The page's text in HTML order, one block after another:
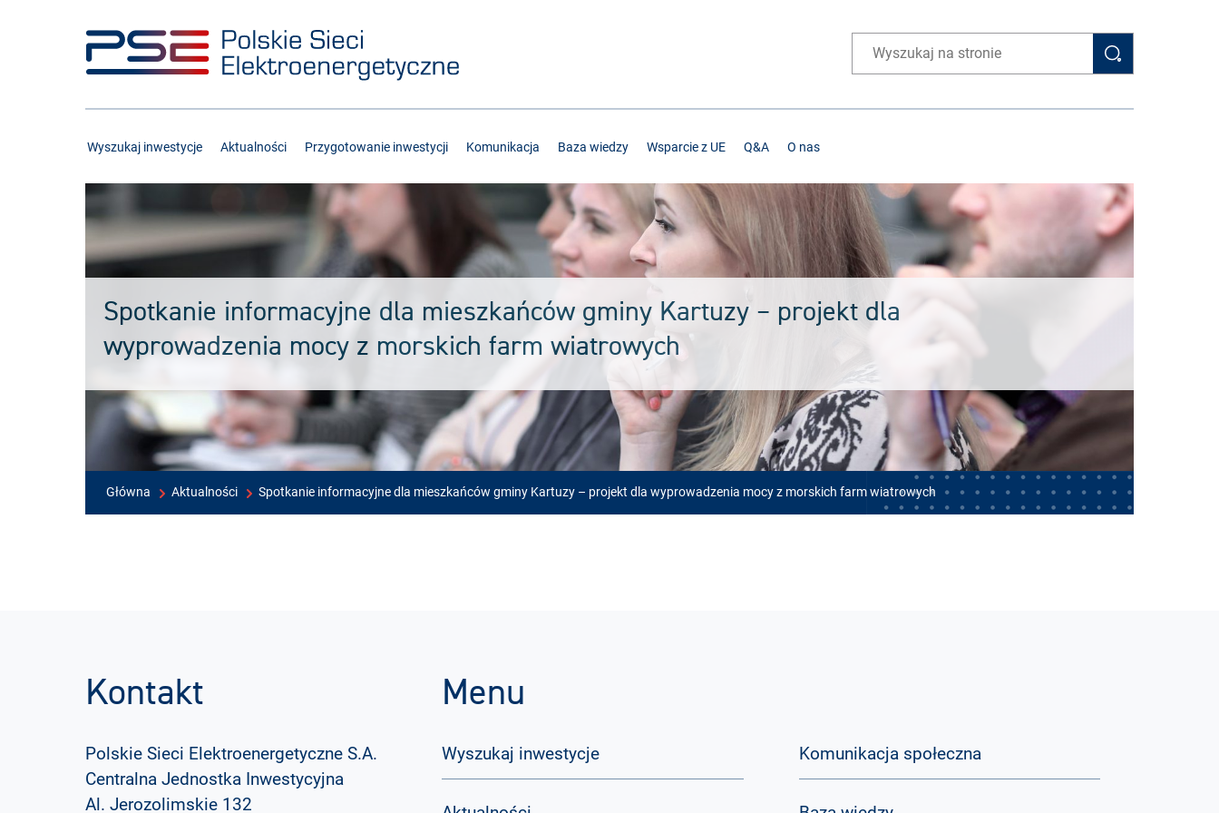
Wpisz wyszukiwaną frazę
Wyszukaj inwestycje Aktualności Przygotowanie inwestycji Komunikacja Baza wiedzy Wsparcie z UE Q&A O nas
Spotkanie informacyjne dla mieszkańców gminy Kartuzy – projekt dla
wyprowadzenia mocy z morskich farm wiatrowych
Główna Aktualności Spotkanie informacyjne dla mieszkańców gminy Kartuzy – projekt dla wyprowadzenia mocy z morskich farm wiatrowych
Kontakt
Polskie Sieci Elektroenergetyczne S.A.
Centralna Jednostka Inwestycyjna
Al. Jerozolimskie 132
Menu
Wyszukaj inwestycje Komunikacja społeczna